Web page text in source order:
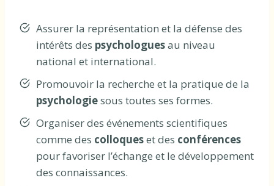
Assurer la représentation et la défense des
intérêts des psychologuesau niveau
national et international.
Promouvoir la recherche et la pratique de la
psychologiesous toutes ses formes.
Organiser des événements scientifiques
comme des colloqueset des conférences
pour favoriser l’échange et le développement
des connaissances.